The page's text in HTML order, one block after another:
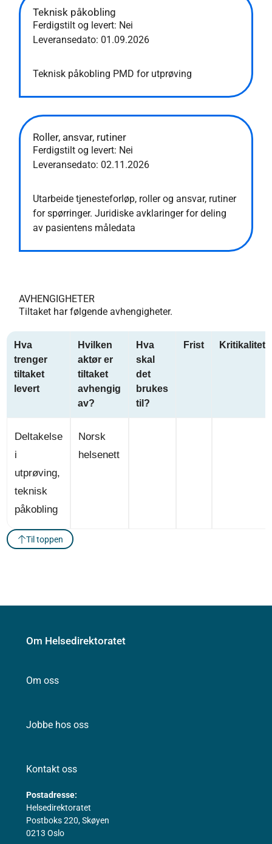
Teknisk påkobling
Ferdigstilt og levert: Nei
Leveransedato: 01.09.2026
Teknisk påkobling PMD for utprøving
Roller, ansvar, rutiner
Ferdigstilt og levert: Nei
Leveransedato: 02.11.2026
Utarbeide tjenesteforløp, roller og ansvar, rutiner
for spørringer. Juridiske avklaringer for deling
av pasientens måledata
AVHENGIGHETER
Tiltaket har følgende avhengigheter.
Hva
trenger
tiltaket
levert
Hvilken
aktør er
tiltaket
avhengig
av?
Hva
skal
det
brukes
til?
Frist Kritikalitet
Deltakelse
i
utprøving,
teknisk
påkobling
Norsk
helsenett
Til toppen
Om Helsedirektoratet
Om oss
Jobbe hos oss
Kontakt oss
Postadresse:
Helsedirektoratet
Postboks 220, Skøyen
0213 Oslo